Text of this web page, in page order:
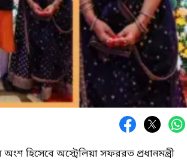
হিসেবে অস্ট্রেলিয়া সফররত প্রধানমন্ত্রী